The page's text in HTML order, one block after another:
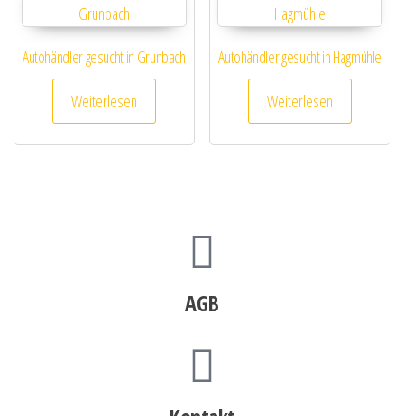
Autohändler gesucht in Grunbach
Weiterlesen
Autohändler gesucht in Hagmühle
Weiterlesen
AGB